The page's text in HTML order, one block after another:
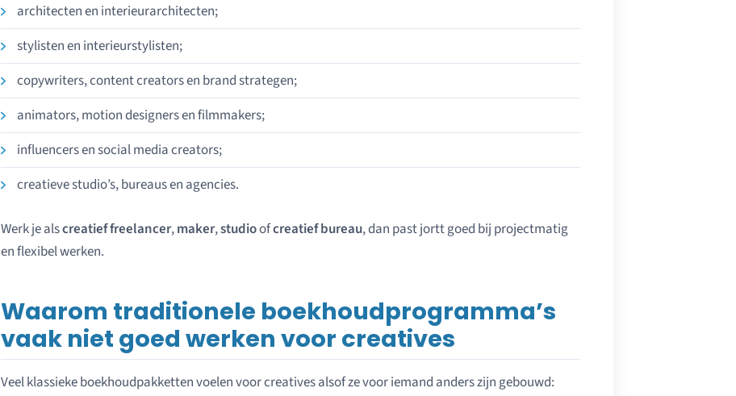
architecten en interieurarchitecten;
stylisten en interieurstylisten;
copywriters, content creators en brand strategen;
animators, motion designers en filmmakers;
influencers en social media creators;
creatieve studio’s, bureaus en agencies.
Werk je alscreatief freelancer,maker,studioofcreatief bureau, dan past jortt goed bij projectmatig
en flexibel werken.
Waarom traditionele boekhoudprogramma’s
vaak niet goed werken voor creatives
Veel klassieke boekhoudpakketten voelen voor creatives alsof ze voor iemand anders zijn gebouwd: